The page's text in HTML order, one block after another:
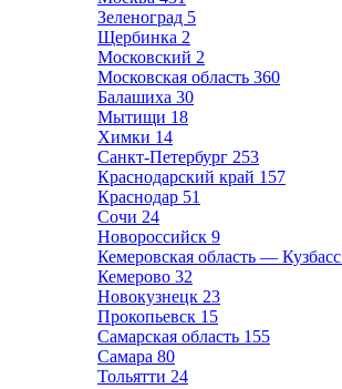
Зеленоград 5
Щербинка 2
Московский 2
Московская область 360
Балашиха 30
Мытищи 18
Химки 14
Санкт-Петербург 253
Краснодарский край 157
Краснодар 51
Сочи 24
Новороссийск 9
Кемеровская область — Кузбасс
Кемерово 32
Новокузнецк 23
Прокопьевск 15
Самарская область 155
Самара 80
Тольятти 24